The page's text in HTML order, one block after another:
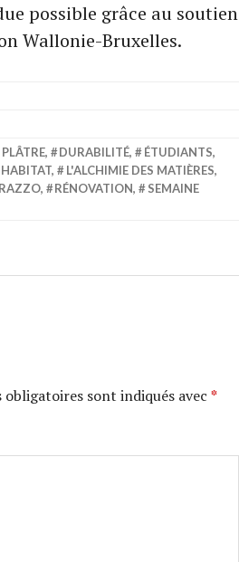
possible grâce au soutien
Wallonie-Bruxelles.
, DURABILITÉ, ÉTUDIANTS,
HABITAT, L'ALCHIMIE DES MATIÈRES,
, RÉNOVATION,
SEMAINE
obligatoires sont indiqués avec *